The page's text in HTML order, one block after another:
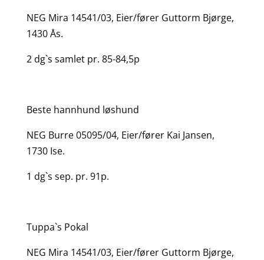
NEG Mira 14541/03, Eier/fører Guttorm Bjørge,
1430 Ås.
2 dg`s samlet pr. 85-84,5p
Beste hannhund løshund
NEG Burre 05095/04, Eier/fører Kai Jansen,
1730 Ise.
1 dg`s sep. pr. 91p.
Tuppa`s Pokal
NEG Mira 14541/03, Eier/fører Guttorm Bjørge,